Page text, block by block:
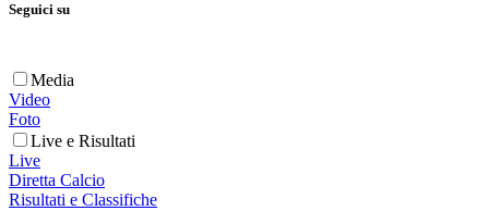
Seguici su
Media
Video
Foto
Live e Risultati
Live
Diretta Calcio
Risultati e Classifiche